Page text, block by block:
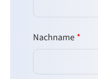
Nachname *